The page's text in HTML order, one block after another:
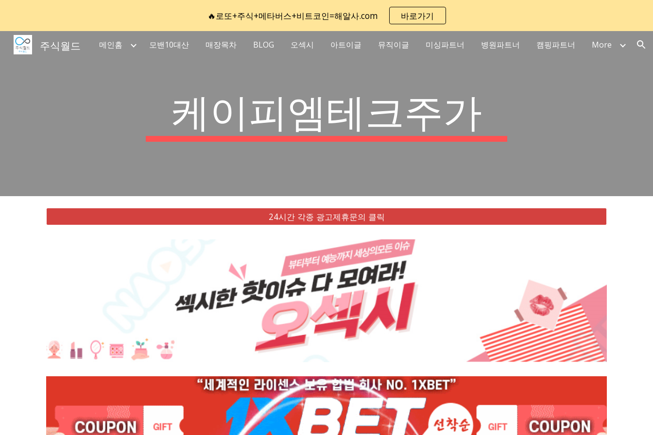
Skip to main content Skip to navigation
🔥로또+주식+메타버스+비트코인=해알사.com 바로가기
주식월드 메인홈 모밴10대산 매장목차 BLOG 오섹시 아트이글 뮤직이글 미싱파트너 병원파트너 캠핑파트너 More
케이피엠테크주가
24시간 각종 광고제휴문의 클릭